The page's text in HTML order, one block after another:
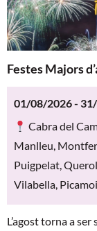
Festes Majors
01/08/2026 -
Cabra del
Manlleu,
Puigpelat,
Vilabella,
L’agost torna a